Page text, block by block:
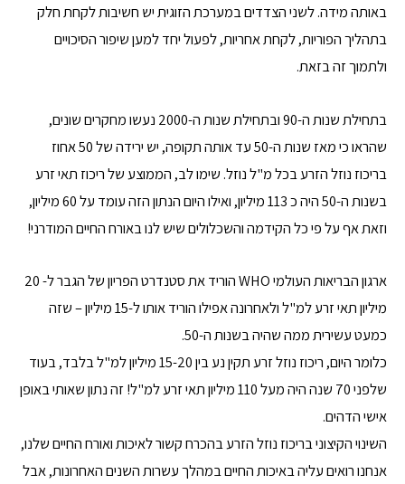
באותה מידה. לשני הצדדים במערכת הזוגית יש חשיבות לקחת חלק
בתהליך הפוריות, לקחת אחריות, לפעול יחד למען שיפור הסיכויים
ולתמוך זה בזאת.
בתחילת שנות ה-90 ובתחילת שנות ה-2000 נעשו מחקרים שונים,
שהראו כי מאז שנות ה-50 עד אותה תקופה, יש ירידה של 50 אחוז
בריכוז נוזל הזרע בכל מ"ל נוזל. שימו לב, הממוצע של ריכוז תאי זרע
בשנות ה-50 היה כ 113 מיליון, ואילו היום הנתון הזה עומד על 60 מיליון,
וזאת אף על פי כל הקידמה והשכלולים שיש לנו באורח החיים המודרני!
ארגון הבריאות העולמי WHO הוריד את סטנדרט הפריון של הגבר ל- 20
מיליון תאי זרע למ"ל ולאחרונה אפילו הוריד אותו ל-15 מיליון – שזה
כמעט עשירית ממה שהיה בשנות ה-50.
כלומר היום, ריכוז נוזל זרע תקין נע בין 15-20 מיליון למ"ל בלבד, בעוד
שלפני 70 שנה היה מעל 110 מיליון תאי זרע למ"ל! זה נתון שאותי באופן
אישי הדהים.
השינוי הקיצוני בריכוז נוזל הזרע בהכרח קשור לאיכות ואורח החיים שלנו,
אנחנו רואים עליה באיכות החיים במהלך עשרות השנים האחרונות, אבל